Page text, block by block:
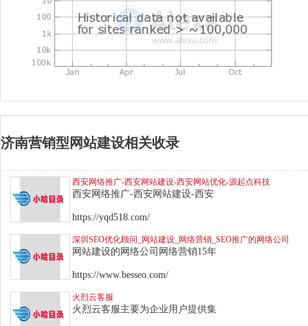
济南营销型网站建设相关收录
西安网络推广-西安网站建设-西安网站优化-源起点科技
西安网络推广-西安网站建设-西安
https://yqd518.com/
深圳SEO优化顾问_网站建设_网络营销_SEO推广的网络公司
网站建设的网络公司网络营销15年
https://www.besseo.com/
火烈云客服
火烈云客服主要为企业用户提供集